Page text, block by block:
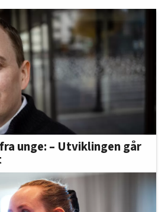
unge: – Utviklingen går